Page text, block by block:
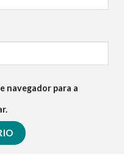
navegador para a